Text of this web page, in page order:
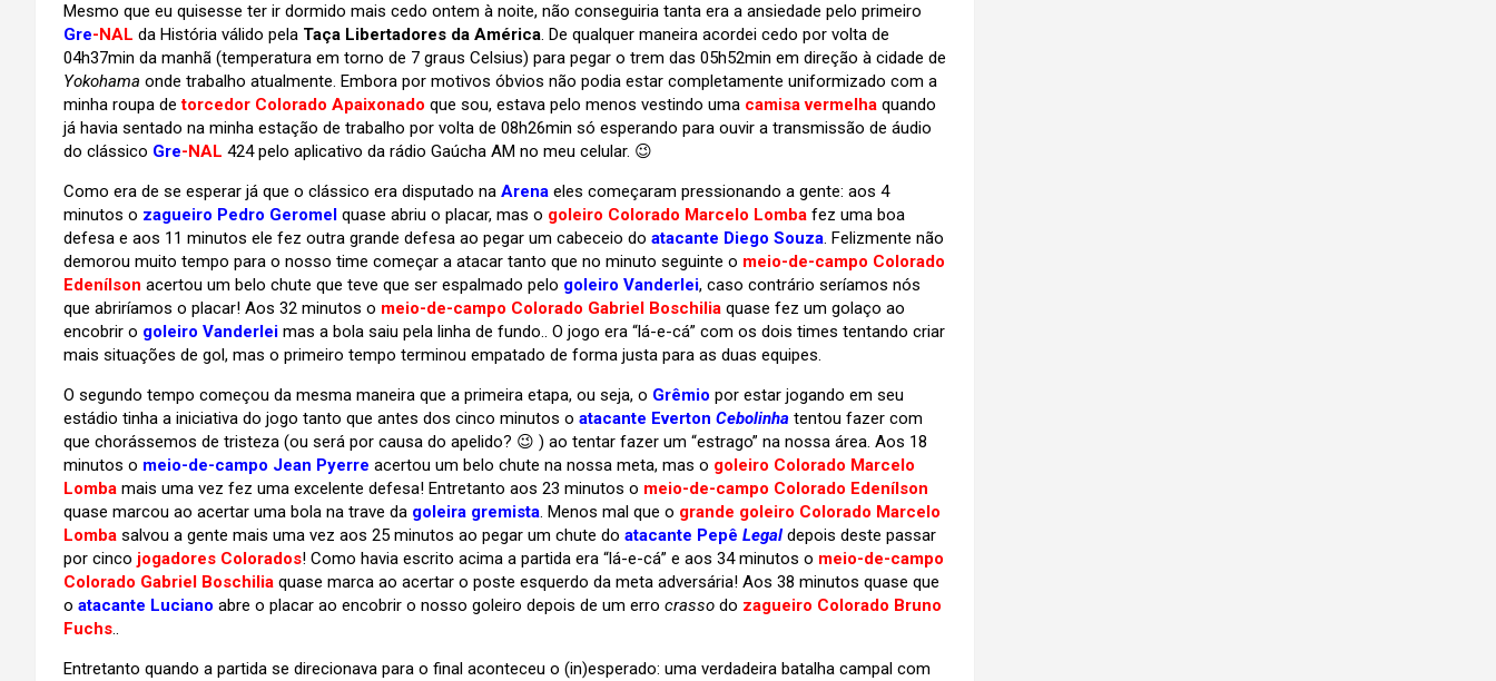
Mesmo que eu quisesse ter ir dormido mais cedo ontem à noite, não conseguiria tanta era a ansiedade pelo primeiro
Gre-NAL da História válido pela Taça Libertadores da América. De qualquer maneira acordei cedo por volta de
04h37min da manhã (temperatura em torno de 7 graus Celsius) para pegar o trem das 05h52min em direção à cidade de
Yokohama onde trabalho atualmente. Embora por motivos óbvios não podia estar completamente uniformizado com a
minha roupa detorcedor Colorado Apaixonado que sou, estava pelo menos vestindo uma camisa vermelha quando
já havia sentado na minha estação de trabalho por volta de 08h26min só esperando para ouvir a transmissão de áudio
do clássico Gre-NAL 424 pelo aplicativo da rádio Gaúcha AM no meu celular. 😉
Como era de se esperar já que o clássico era disputado na Arena eles começaram pressionando a gente: aos 4
minutos o zagueiro Pedro Geromel quase abriu o placar, mas o goleiro Colorado Marcelo Lomba fez uma boa
defesa e aos 11 minutos ele fez outra grande defesa ao pegar um cabeceio do atacante Diego Souza. Felizmente não
demorou muito tempo para o nosso time começar a atacar tanto que no minuto seguinte o meio-de-campo Colorado
Edenílson acertou um belo chute que teve que ser espalmado pelo goleiro Vanderlei, caso contrário seríamos nós
que abriríamos o placar! Aos 32 minutos o meio-de-campo Colorado Gabriel Boschilia quase fez um golaço ao
encobrir o goleiro Vanderlei mas a bola saiu pela linha de fundo.. O jogo era “lá-e-cá” com os dois times tentando criar
mais situações de gol, mas o primeiro tempo terminou empatado de forma justa para as duas equipes.
O segundo tempo começou da mesma maneira que a primeira etapa, ou seja, o Grêmio por estar jogando em seu
estádio tinha a iniciativa do jogo tanto que antes dos cinco minutos o atacante Everton Cebolinha tentou fazer com
que chorássemos de tristeza (ou será por causa do apelido? 😉 ) ao tentar fazer um “estrago” na nossa área. Aos 18
minutos o meio-de-campo Jean Pyerre acertou um belo chute na nossa meta, mas o goleiro Colorado Marcelo
Lomba mais uma vez fez uma excelente defesa! Entretanto aos 23 minutos o meio-de-campo Colorado Edenílson
quase marcou ao acertar uma bola na trave da goleira gremista. Menos mal que o grande goleiro Colorado Marcelo
Lomba salvou a gente mais uma vez aos 25 minutos ao pegar um chute do atacante Pepê Legal depois deste passar
por cinco jogadores Colorados! Como havia escrito acima a partida era “lá-e-cá” e aos 34 minutos o meio-de-campo
Colorado Gabriel Boschilia quase marca ao acertar o poste esquerdo da meta adversária! Aos 38 minutos quase que
o atacante Luciano abre o placar ao encobrir o nosso goleiro depois de um erro crasso do zagueiro Colorado Bruno
Fuchs..
Entretanto quando a partida se direcionava para o final aconteceu o (in)esperado: uma verdadeira batalha campal com